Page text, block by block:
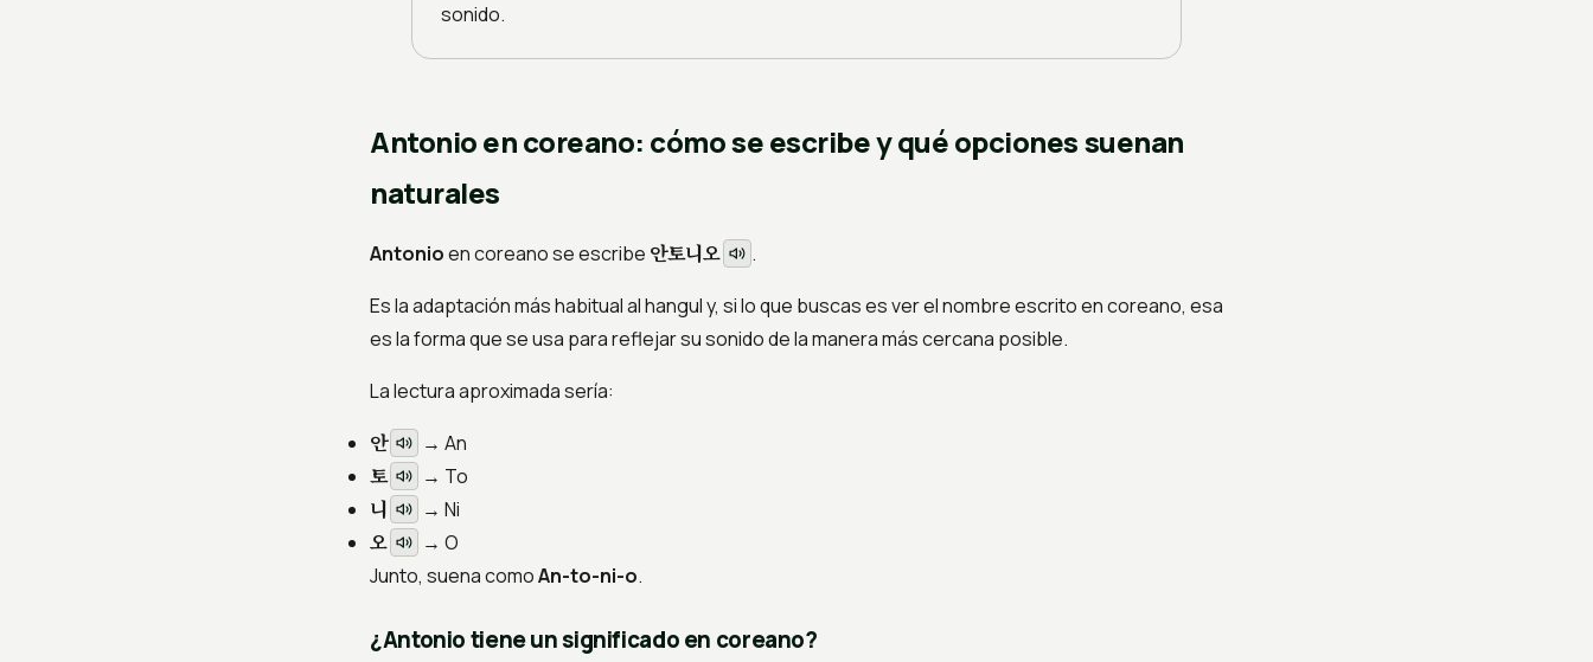
sonido.
Antonio en coreano: cómo se escribe y qué opciones suenan
naturales
Antonioen coreano se escribe 안토니오
.
Es la adaptación más habitual al hangul y, si lo que buscas es ver el nombre escrito en coreano, esa
es la forma que se usa para reflejar su sonido de la manera más cercana posible.
La lectura aproximada sería:
안 → An
토 → To
니 → Ni
오 → O
Junto, suena comoAn-to-ni-o.
¿Antonio tiene un significado en coreano?